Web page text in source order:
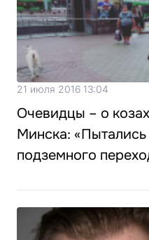
21 июля 2016 13:04
Очевидцы – о
Минска:
подземного